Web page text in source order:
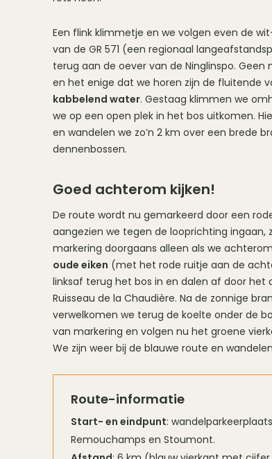
Een flink klimmetje en we volgen even de
van de GR 571 (een regionaal
terug aan de oever van de Ninglinspo. Geen
en het enige dat we horen zijn de fluitende
kabbelend water. Gestaag klimmen we
we op een open plek in het bos uitkomen.
en wandelen we zo’n 2 km over een brede
dennenbossen.
Goed achterom kijken!
De route wordt nu gemarkeerd door een
aangezien we tegen de looprichting ingaan,
markering doorgaans alleen als we
oude eiken (met het rode ruitje aan de
linksaf terug het bos in en dalen af door het
Ruisseau de la Chaudière. Na de zonnige
verwelkomen we terug de koelte onder de
van markering en volgen nu het groene
We zijn weer bij de blauwe route en
Route-informatie
Start- en eindpunt:
Remouchamps en Stoumont.